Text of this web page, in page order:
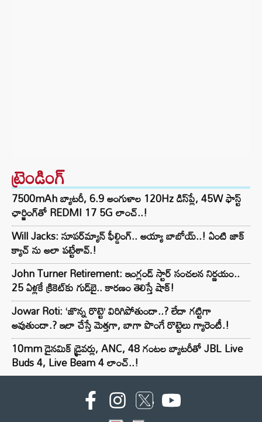
ట్రెండింగ్‌
7500mAh బ్యాటరీ, 6.9 అంగుళాల 120Hz డిస్‌ప్లే, 45W ఫాస్ట్
ఛార్జింగ్‌తో REDMI 17 5G లాంచ్..!
Will Jacks: సూపర్‌మ్యాన్ ఫీల్డింగ్.. అయ్యా బాబోయ్..! ఏంటి జాక్
క్యాచ్ ను అలా పట్టేశావ్.!
John Turner Retirement: ఇంగ్లండ్ స్టార్ సంచలన నిర్ణయం..
25 ఏళ్లకే క్రికెట్‌కు గుడ్‌బై.. కారణం తెలిస్తే షాక్!
Jowar Roti: ‘జొన్న రొట్టె’ విరిగిపోతుందా..? లేదా గట్టిగా
అవుతుందా.? ఇలా చేస్తే మెత్తగా, బాగా పొంగే రొట్టెలు గ్యారెంటీ.!
10mm డైనమిక్ డ్రైవర్లు, ANC, 48 గంటల బ్యాటరీతో JBL Live
Buds 4, Live Beam 4 లాంచ్..!